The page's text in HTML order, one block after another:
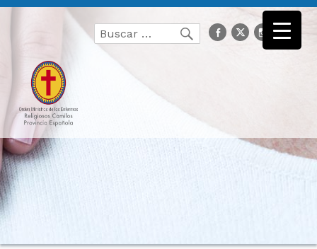
Buscar
por:
Buscarfacebook
Twitter